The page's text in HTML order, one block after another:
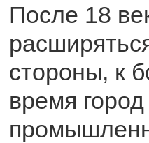
После 18
стороны, к
время